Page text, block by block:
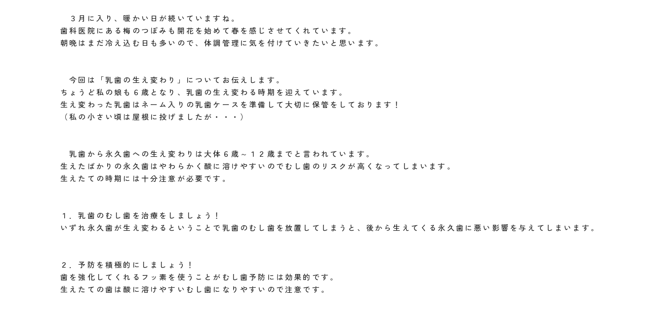
３月に入り、暖かい日が続いていますね。
歯科医院にある梅のつぼみも開花を始めて春を感じさせてくれています。
朝晩はまだ冷え込む日も多いので、体調管理に気を付けていきたいと思います。
今回は「乳歯の生え変わり」についてお伝えします。
ちょうど私の娘も６歳となり、乳歯の生え変わる時期を迎えています。
生え変わった乳歯はネーム入りの乳歯ケースを準備して大切に保管をしております！
（私の小さい頃は屋根に投げましたが・・・）
乳歯から永久歯への生え変わりは大体６歳～１２歳までと言われています。
生えたばかりの永久歯はやわらかく酸に溶けやすいのでむし歯のリスクが高くなってしまいます。
生えたての時期には十分注意が必要です。
１．乳歯のむし歯を治療をしましょう！
いずれ永久歯が生え変わるということで乳歯のむし歯を放置してしまうと、後から生えてくる永久歯に悪い影響を与えてしまいます。
２．予防を積極的にしましょう！
歯を強化してくれるフッ素を使うことがむし歯予防には効果的です。
生えたての歯は酸に溶けやすいむし歯になりやすいので注意です。